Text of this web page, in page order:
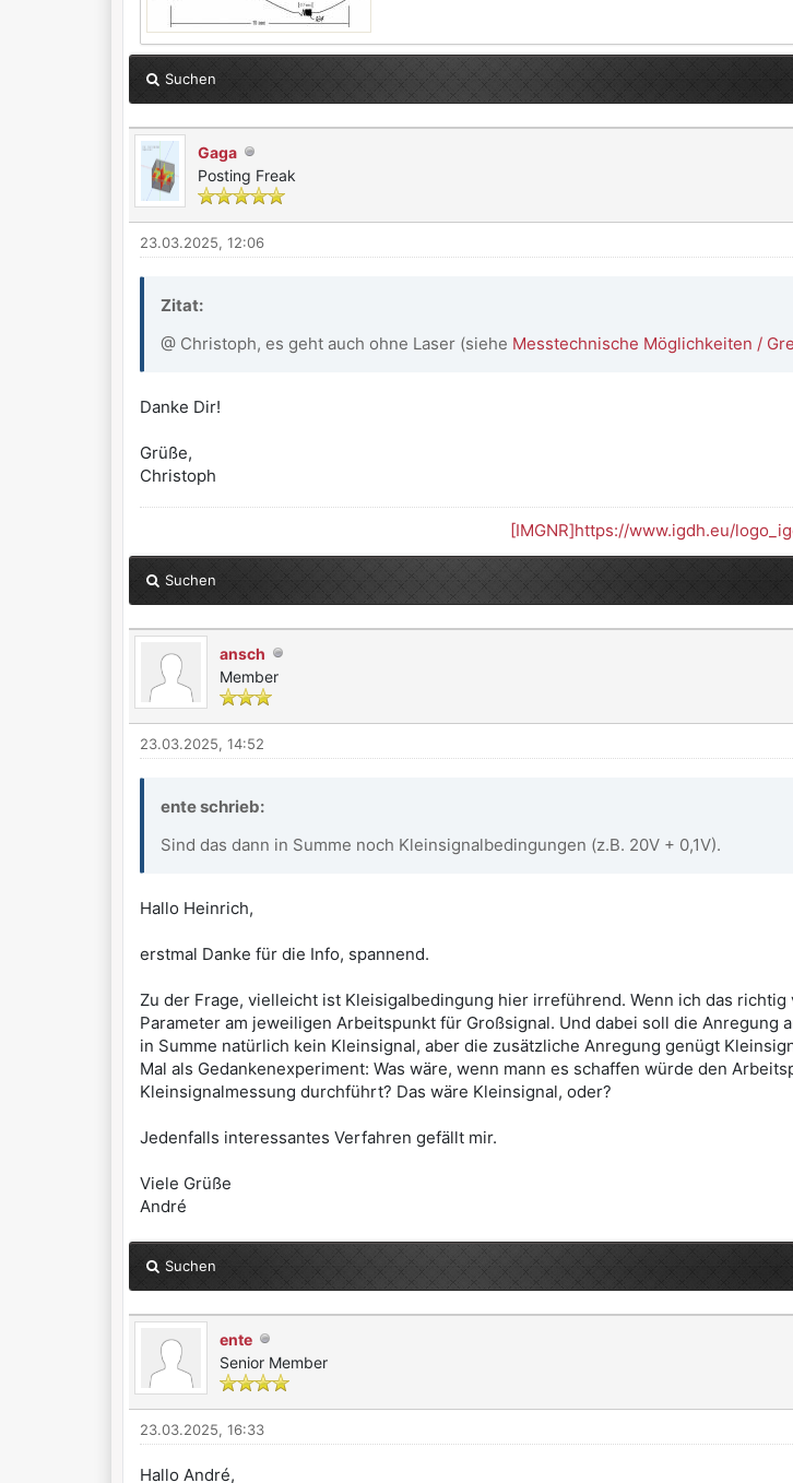
Suchen
Gaga
Posting Freak
23.03.2025, 12:06
Zitat:
@ Christoph, es geht auch ohne Laser (siehe Messtechnische Möglichkeiten /
Danke Dir!
Grüße,
Christoph
[IMGNR]https://www.igdh.eu/
Suchen
ansch
Member
23.03.2025, 14:52
ente schrieb:
Sind das dann in Summe noch Kleinsignalbedingungen (z.B. 20V + 0,1V).
Hallo Heinrich,
erstmal Danke für die Info, spannend.
Zu der Frage, vielleicht ist Kleisigalbedingung hier irreführend. Wenn ich das
Parameter am jeweiligen Arbeitspunkt für Großsignal. Und dabei soll die
in Summe natürlich kein Kleinsignal, aber die zusätzliche Anregung genügt
Mal als Gedankenexperiment: Was wäre, wenn mann es schaffen würde den
Kleinsignalmessung durchführt? Das wäre Kleinsignal, oder?
Jedenfalls interessantes Verfahren gefällt mir.
Viele Grüße
André
Suchen
ente
Senior Member
23.03.2025, 16:33
Hallo André,